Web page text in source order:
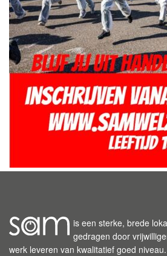
is een sterke, brede
gedragen door
werk leveren van kwalitatief goed